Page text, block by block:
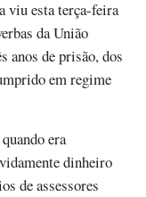
viu esta terça-feira
da União
anos de prisão, dos
em regime
era
dinheiro
de assessores